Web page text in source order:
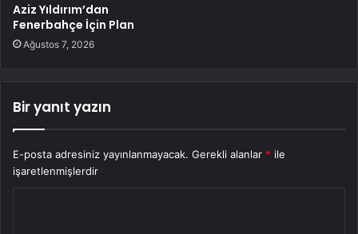
Aziz Yıldırım’dan
Fenerbahçe İçin Plan
Ağustos 7, 2026
Bir yanıt yazın
E-posta adresiniz yayınlanmayacak. Gerekli alanlar * ile
işaretlenmişlerdir